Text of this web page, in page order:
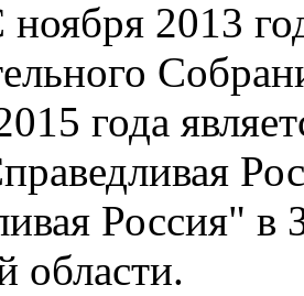
2013
года
Россия" в
области.